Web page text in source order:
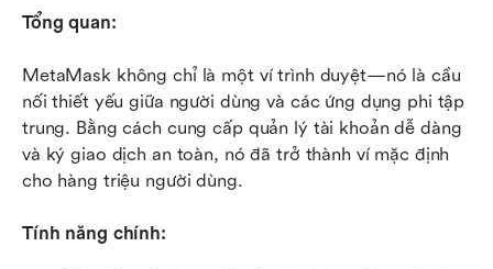
Tổng quan:
MetaMask không chỉ là một ví trình duyệt—nó là cầu
nối thiết yếu giữa người dùng và các ứng dụng phi tập
trung. Bằng cách cung cấp quản lý tài khoản dễ dàng
và ký giao dịch an toàn, nó đã trở thành ví mặc định
cho hàng triệu người dùng.
Tính năng chính: